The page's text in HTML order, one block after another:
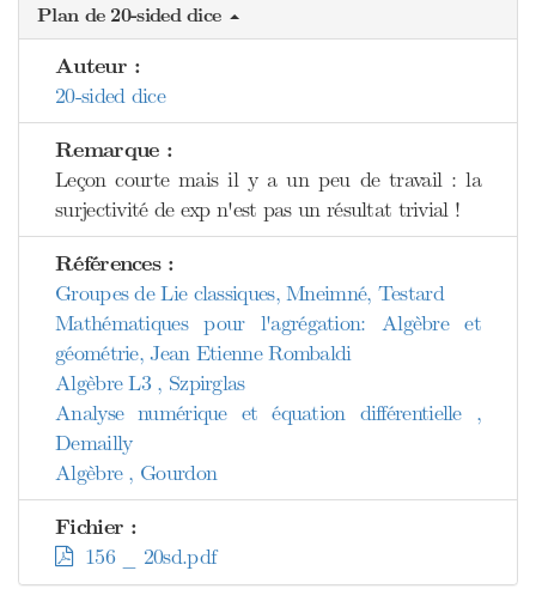
Plan de 20-sided dice
Auteur :
20-sided dice
Remarque :
Leçon courte mais il y a un peu de travail : la
surjectivité de exp n'est pas un résultat trivial !
Références :
Groupes de Lie classiques, Mneimné, Testard
Mathématiques pour l'agrégation: Algèbre et
géométrie, Jean Etienne Rombaldi
Algèbre L3 , Szpirglas
Analyse numérique et équation différentielle ,
Demailly
Algèbre , Gourdon
Fichier :
156 _ 20sd.pdf